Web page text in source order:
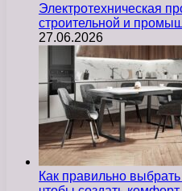
Электротехническая
строительной и
27.06.2026
Как правильно